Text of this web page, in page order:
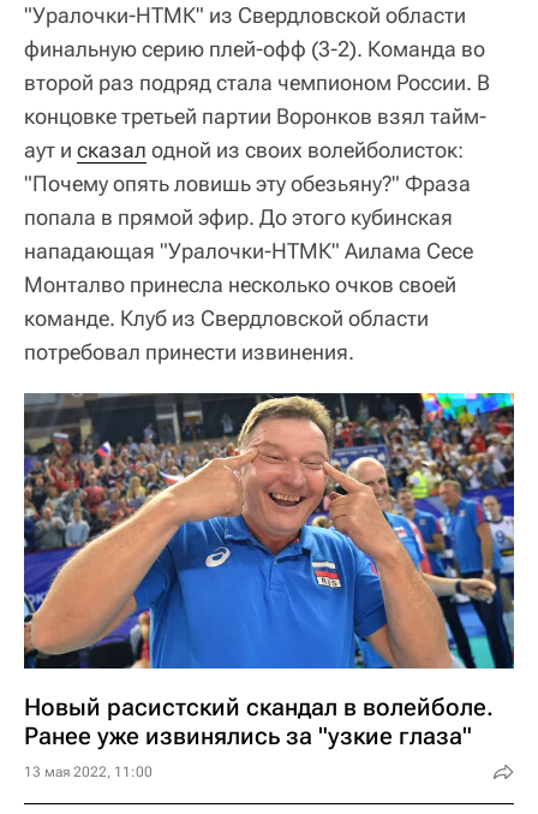
"Уралочки-НТМК" из Свердловской области
финальную серию плей-офф (3-2). Команда во
второй раз подряд стала чемпионом России. В
концовке третьей партии Воронков взял тайм-
аут и сказал одной из своих волейболисток:
"Почему опять ловишь эту обезьяну?" Фраза
попала в прямой эфир. До этого кубинская
нападающая "Уралочки-НТМК" Аилама Сесе
Монталво принесла несколько очков своей
команде. Клуб из Свердловской области
потребовал принести извинения.
Новый расистский скандал в волейболе.
Ранее уже извинялись за "узкие глаза"
13 мая 2022, 11:00